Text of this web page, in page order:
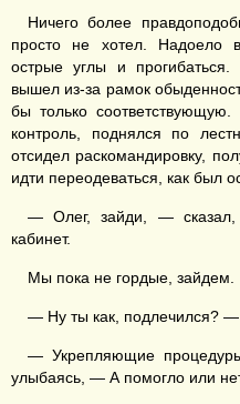
Ничего более
просто не хотел. Надоело
острые углы и прогибаться.
вышел из-за рамок
бы только
контроль, поднялся по
отсидел раскомандировку,
идти переодеваться, как был
— Олег, зайди, — сказал,
кабинет.
Мы пока не гордые, зайдем.
— Ну ты как, подлечился? —
— Укрепляющие
улыбаясь, — А помогло или